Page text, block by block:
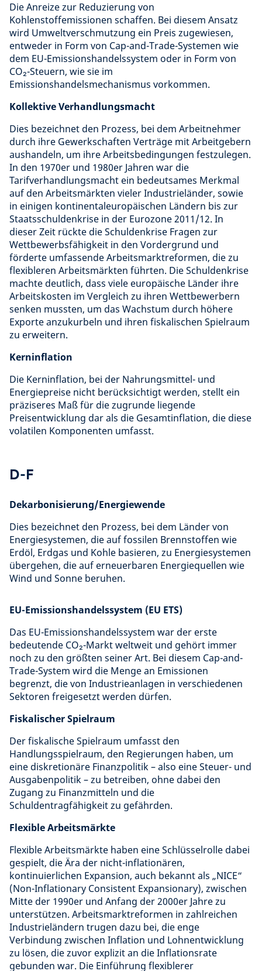
Die Anreize zur Reduzierung von
Kohlenstoffemissionen schaffen. Bei diesem Ansatz
wird Umweltverschmutzung ein Preis zugewiesen,
entweder in Form von Cap-and-Trade-Systemen wie
dem EU-Emissionshandelssystem oder in Form von
CO₂-Steuern, wie sie im
Emissionshandelsmechanismus vorkommen.
Kollektive Verhandlungsmacht
Dies bezeichnet den Prozess, bei dem Arbeitnehmer
durch ihre Gewerkschaften Verträge mit Arbeitgebern
aushandeln, um ihre Arbeitsbedingungen festzulegen.
In den 1970er und 1980er Jahren war die
Tarifverhandlungsmacht ein bedeutsames Merkmal
auf den Arbeitsmärkten vieler Industrieländer, sowie
in einigen kontinentaleuropäischen Ländern bis zur
Staatsschuldenkrise in der Eurozone 2011/12. In
dieser Zeit rückte die Schuldenkrise Fragen zur
Wettbewerbsfähigkeit in den Vordergrund und
förderte umfassende Arbeitsmarktreformen, die zu
flexibleren Arbeitsmärkten führten. Die Schuldenkrise
machte deutlich, dass viele europäische Länder ihre
Arbeitskosten im Vergleich zu ihren Wettbewerbern
senken mussten, um das Wachstum durch höhere
Exporte anzukurbeln und ihren fiskalischen Spielraum
zu erweitern.
Kerninflation
Die Kerninflation, bei der Nahrungsmittel- und
Energiepreise nicht berücksichtigt werden, stellt ein
präziseres Maß für die zugrunde liegende
Preisentwicklung dar als die Gesamtinflation, die diese
volatilen Komponenten umfasst.
D-F
Dekarbonisierung/Energiewende
Dies bezeichnet den Prozess, bei dem Länder von
Energiesystemen, die auf fossilen Brennstoffen wie
Erdöl, Erdgas und Kohle basieren, zu Energiesystemen
übergehen, die auf erneuerbaren Energiequellen wie
Wind und Sonne beruhen.
EU-Emissionshandelssystem (EU ETS)
Das EU-Emissionshandelssystem war der erste
bedeutende CO₂-Markt weltweit und gehört immer
noch zu den größten seiner Art. Bei diesem Cap-and-
Trade-System wird die Menge an Emissionen
begrenzt, die von Industrieanlagen in verschiedenen
Sektoren freigesetzt werden dürfen.
Fiskalischer Spielraum
Der fiskalische Spielraum umfasst den
Handlungsspielraum, den Regierungen haben, um
eine diskretionäre Finanzpolitik – also eine Steuer- und
Ausgabenpolitik – zu betreiben, ohne dabei den
Zugang zu Finanzmitteln und die
Schuldentragfähigkeit zu gefährden.
Flexible Arbeitsmärkte
Flexible Arbeitsmärkte haben eine Schlüsselrolle dabei
gespielt, die Ära der nicht-inflationären,
kontinuierlichen Expansion, auch bekannt als „NICE“
(Non-Inflationary Consistent Expansionary), zwischen
Mitte der 1990er und Anfang der 2000er Jahre zu
unterstützen. Arbeitsmarktreformen in zahlreichen
Industrieländern trugen dazu bei, die enge
Verbindung zwischen Inflation und Lohnentwicklung
zu lösen, die zuvor explizit an die Inflationsrate
gebunden war. Die Einführung flexiblerer